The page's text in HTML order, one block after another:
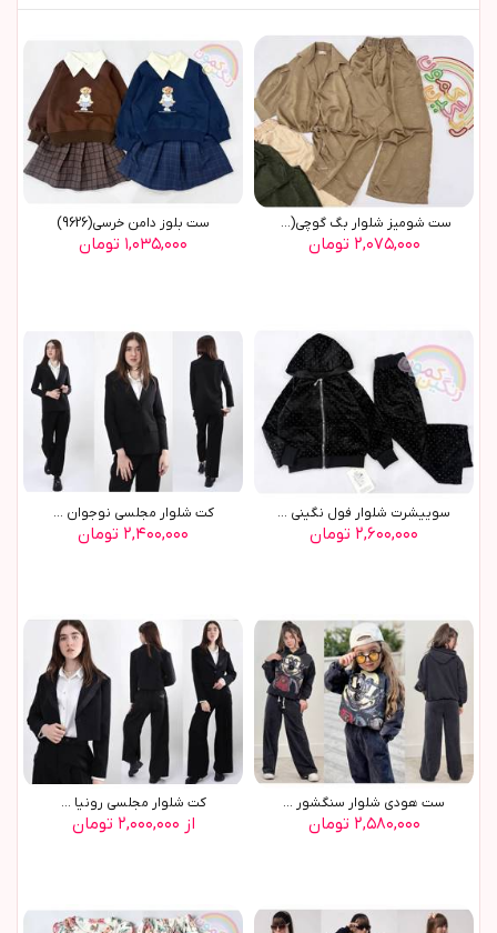
ست شومیز شلوار بگ گوچی(9770)
۲,۰۷۵,۰۰۰ تومان
ست بلوز دامن خرسي(9626)
۱,۰۳۵,۰۰۰ تومان
سوييشرت شلوار فول نگيني ...
۲,۶۰۰,۰۰۰ تومان
کت شلوار مجلسي نوجوان ...
۲,۴۰۰,۰۰۰ تومان
ست هودي شلوار سنگشور ...
۲,۵۸۰,۰۰۰ تومان
کت شلوار مجلسي رونيا ...
از ۲,۰۰۰,۰۰۰ تومان